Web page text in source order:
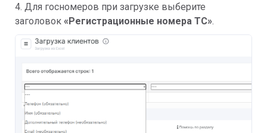
4. Для госномеров при загрузке выберите
заголовок «Регистрационные номера ТС».